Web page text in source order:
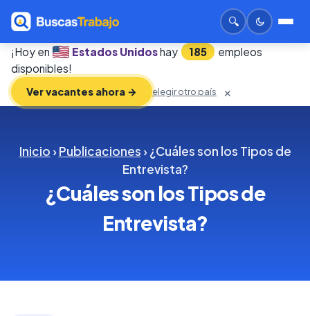
🔍
¡Hoy en Estados Unidoshay 185
empleos
disponibles!
Ver vacantes ahora → elegir otro país ✕
Inicio ›Publicaciones › ¿Cuáles son los Tipos de
Entrevista?
¿Cuáles son los Tipos de
Entrevista?